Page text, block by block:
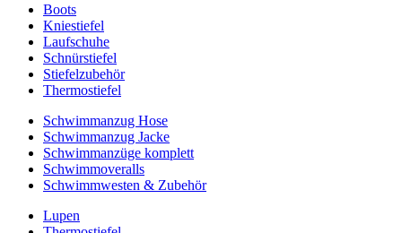
Boots
Kniestiefel
Laufschuhe
Schnürstiefel
Stiefelzubehör
Thermostiefel
Schwimmanzug Hose
Schwimmanzug Jacke
Schwimmanzüge komplett
Schwimmoveralls
Schwimmwesten & Zubehör
Lupen